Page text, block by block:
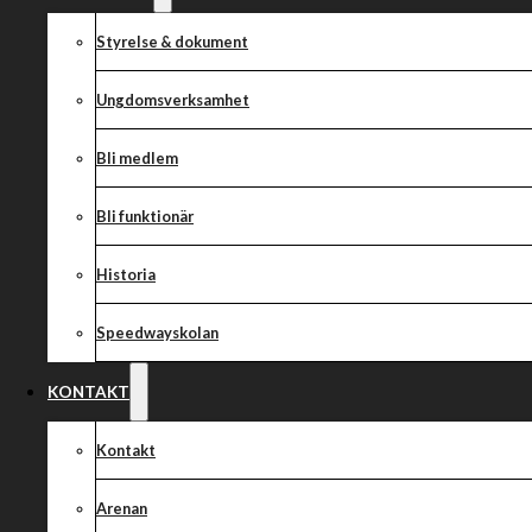
Styrelse & dokument
Ungdomsverksamhet
Bli medlem
Bli funktionär
Historia
Speedwayskolan
KONTAKT
Kontakt
Arenan
Som kommunikationsbyrå till Indianerna Speedway ansvarar
mediaproduktion, annonsering och matchkommunikation. Det
fortsätta den positiva utvecklingen och få fler att få upp ögonen
motorsport och underhållning.
– Vi vill försöka bredda och locka nya målgrupper vilket är en
samhällsansvar utöver sin elitverksamhet. Under 2024 kommer
Dela nyheten: